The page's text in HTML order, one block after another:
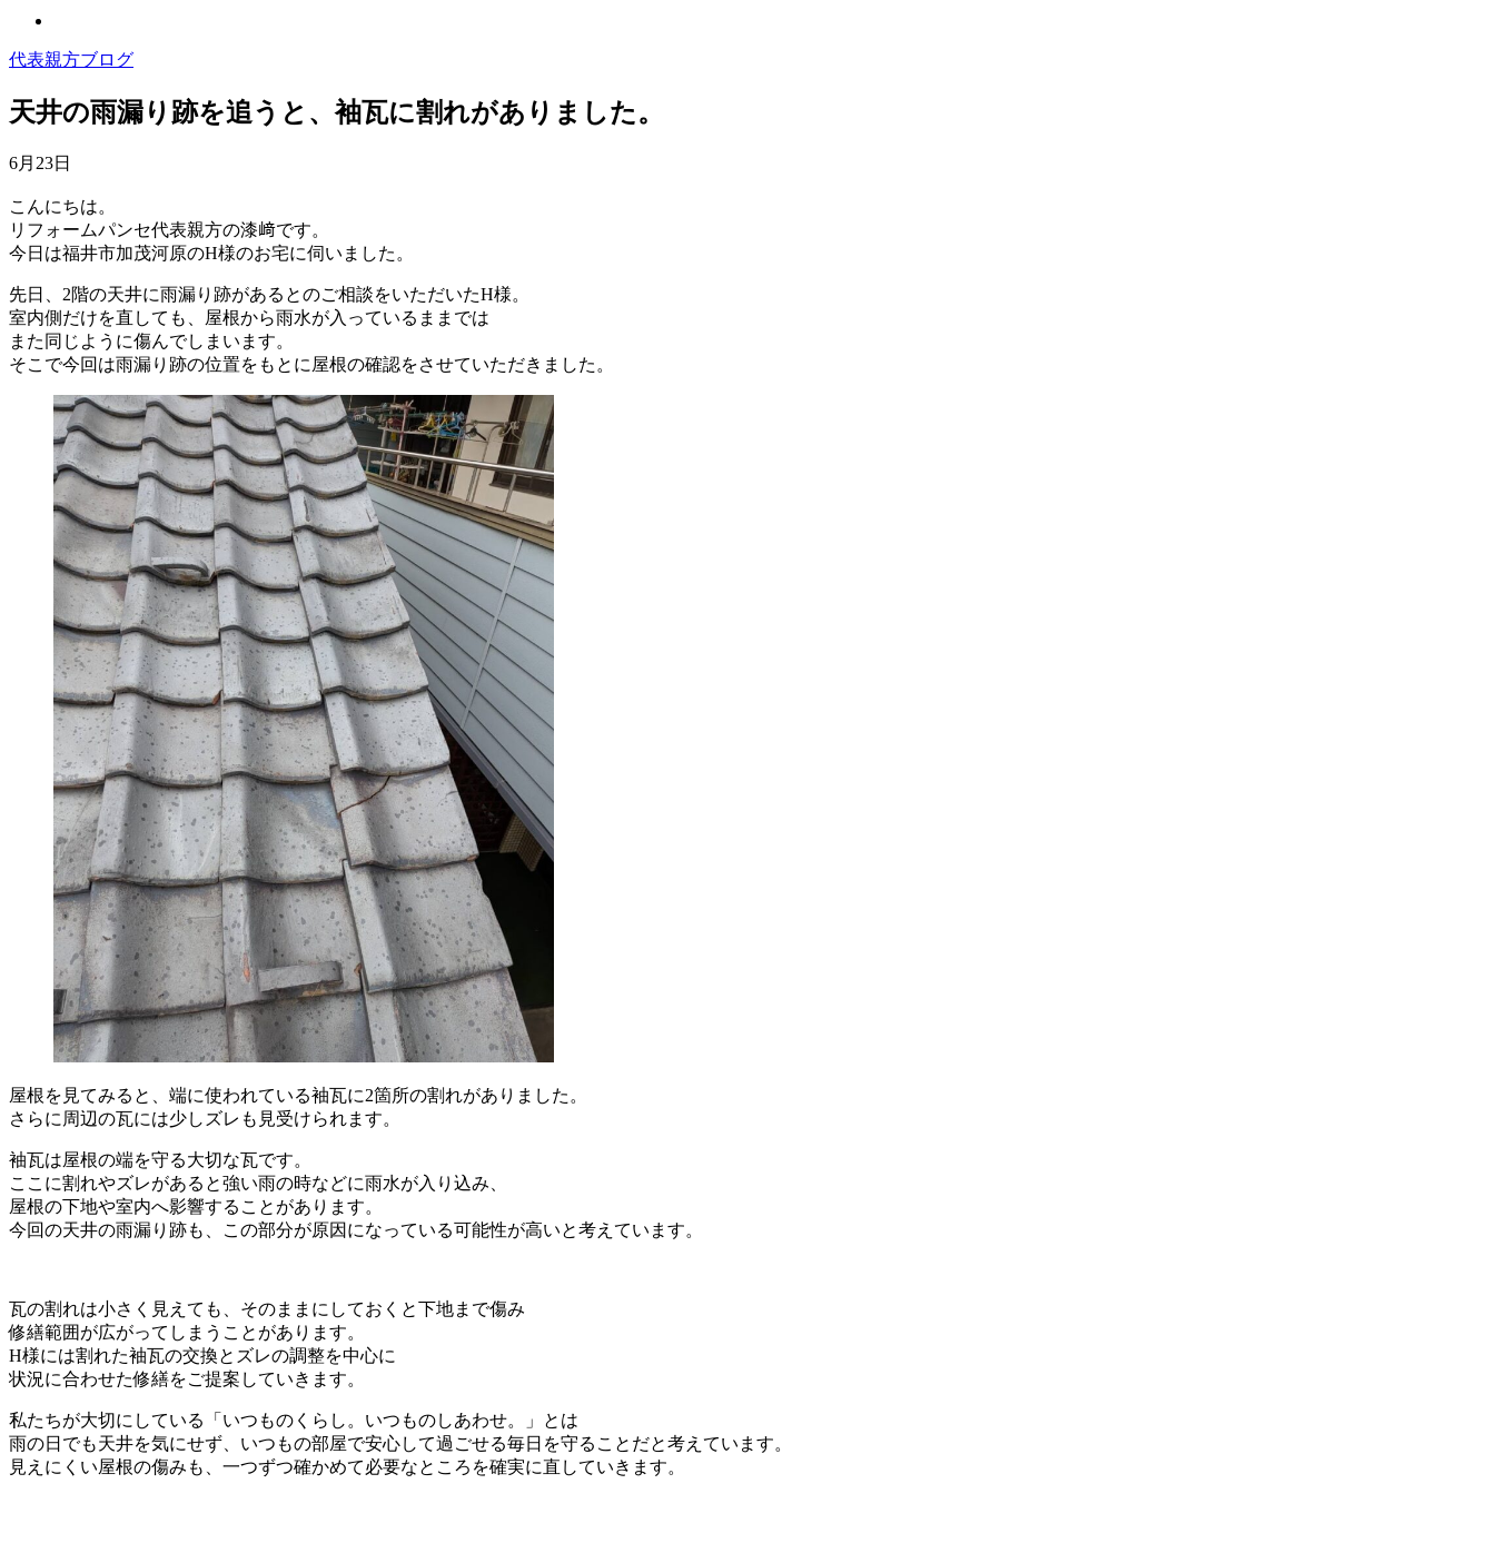
代表親方ブログ
天井の雨漏り跡を追うと、袖瓦に割れがありました。
6月23日
こんにちは。
リフォームパンセ代表親方の漆﨑です。
今日は福井市加茂河原のH様のお宅に伺いました。
先日、2階の天井に雨漏り跡があるとのご相談をいただいたH様。
室内側だけを直しても、屋根から雨水が入っているままでは
また同じように傷んでしまいます。
そこで今回は雨漏り跡の位置をもとに屋根の確認をさせていただきました。
屋根を見てみると、端に使われている袖瓦に2箇所の割れがありました。
さらに周辺の瓦には少しズレも見受けられます。
袖瓦は屋根の端を守る大切な瓦です。
ここに割れやズレがあると強い雨の時などに雨水が入り込み、
屋根の下地や室内へ影響することがあります。
今回の天井の雨漏り跡も、この部分が原因になっている可能性が高いと考えています。
瓦の割れは小さく見えても、そのままにしておくと下地まで傷み
修繕範囲が広がってしまうことがあります。
H様には割れた袖瓦の交換とズレの調整を中心に
状況に合わせた修繕をご提案していきます。
私たちが大切にしている「いつものくらし。いつものしあわせ。」とは
雨の日でも天井を気にせず、いつもの部屋で安心して過ごせる毎日を守ることだと考えています。
見えにくい屋根の傷みも、一つずつ確かめて必要なところを確実に直していきます。